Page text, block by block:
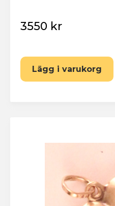
3550 kr
Lägg i varukorg